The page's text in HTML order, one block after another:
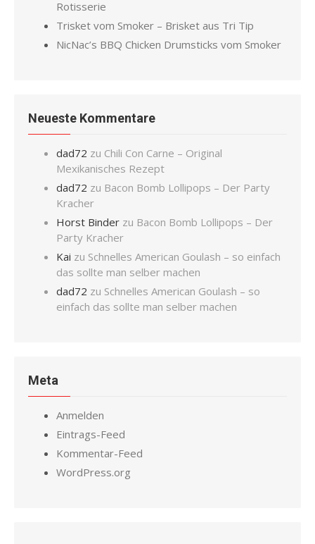
Rotisserie
Trisket vom Smoker – Brisket aus Tri Tip
NicNac’s BBQ Chicken Drumsticks vom Smoker
Neueste Kommentare
dad72 zu Chili Con Carne – Original
Mexikanisches Rezept
dad72 zu Bacon Bomb Lollipops – Der Party
Kracher
Horst Binder zu Bacon Bomb Lollipops – Der
Party Kracher
Kai zu Schnelles American Goulash – so einfach
das sollte man selber machen
dad72 zu Schnelles American Goulash – so
einfach das sollte man selber machen
Meta
Anmelden
Eintrags-Feed
Kommentar-Feed
WordPress.org